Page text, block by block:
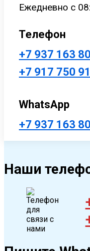
Ежедневно с
Телефон
+7 937 163
+7 917 750
WhatsApp
+7 937 163
Наши